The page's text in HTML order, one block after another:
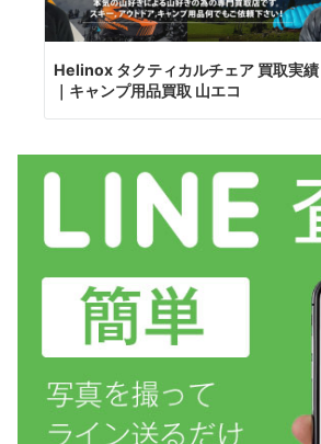
Helinox タクティカルチェア 買取実績
｜キャンプ用品買取 山エコ